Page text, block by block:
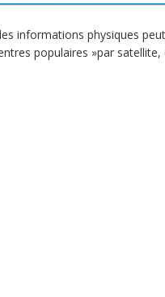
informations physiques
populaires »par